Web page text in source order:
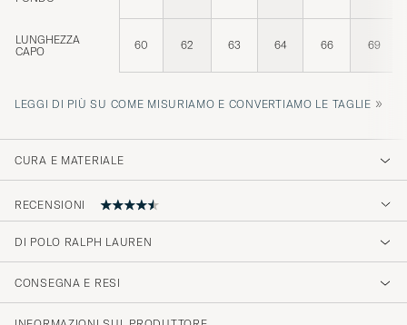
LUNGHEZZA
CAPO
60 62 63 64 66 69
LEGGI DI PIÙ SU COME MISURIAMO E CONVERTIAMO LE TAGLIE »
CURA E MATERIALE
RECENSIONI
4.6
(58)
DI POLO RALPH LAUREN
CONSEGNA E RESI